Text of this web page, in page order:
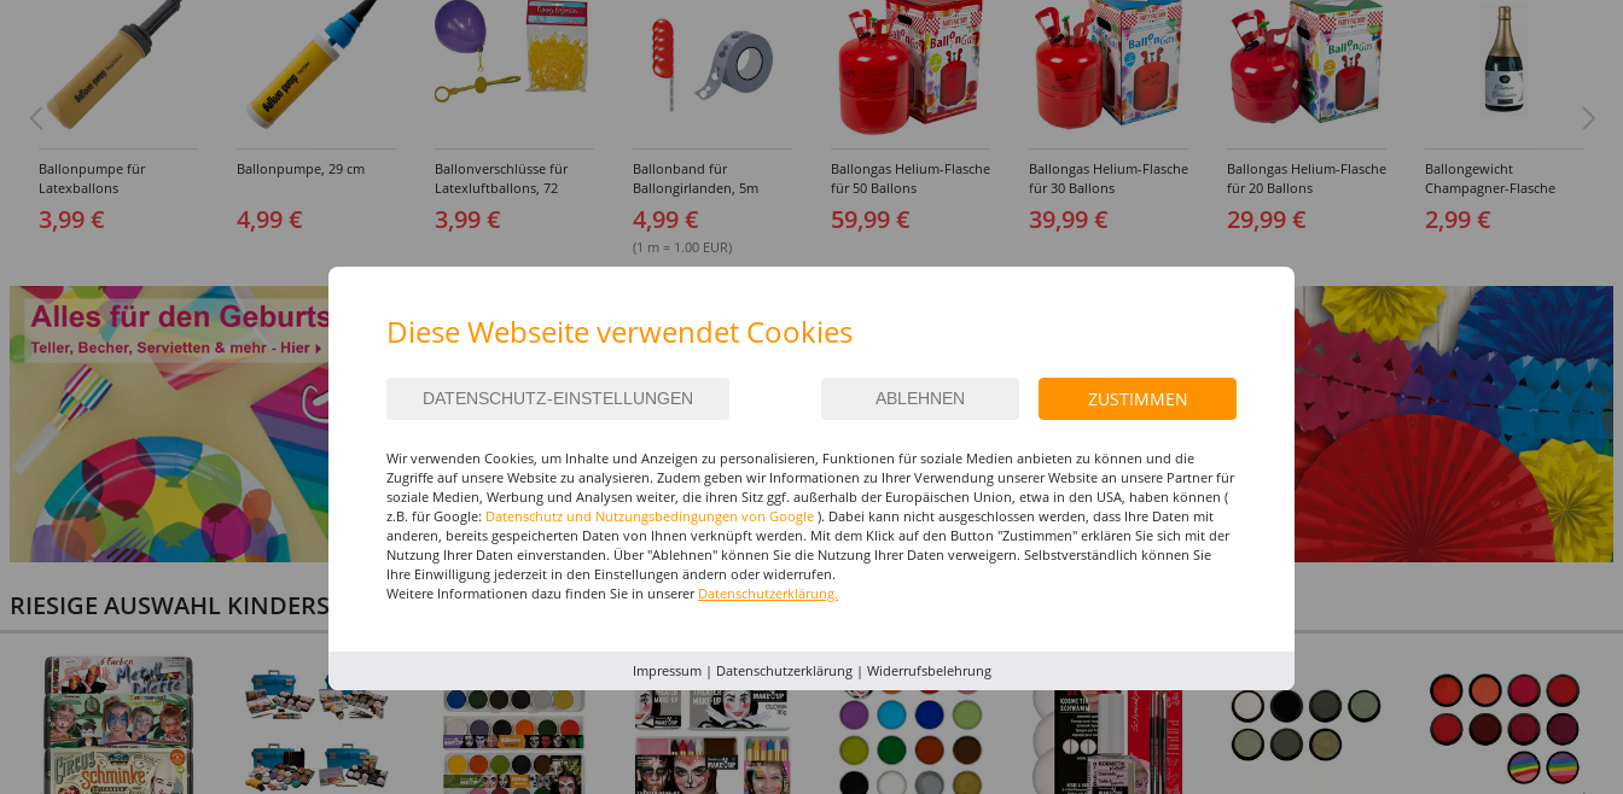
Ballonpumpe für
Latexballons
3,99 €
Ballonpumpe, 29 cm
4,99 €
Ballonverschlüsse für
Latexluftballons, 72
3,99 €
Ballonband für
Ballongirlanden, 5m
4,99 €
(1 m = 1.00 EUR)
Ballongas Helium-Flasche
für 50 Ballons
59,99 €
Ballongas Helium-Flasche
für 30 Ballons
39,99 €
Ballongas Helium-Flasche
für 20 Ballons
29,99 €
Ballongewicht
Champagner-Flasche
2,99 €
RIESIGE AUSWAHL KINDERSCHMINKEN, PROFI-MAKE-UP & ZUBEHÖR
% %
Diese Webseite verwendet Cookies
ZUSTIMMEN
Wir verwenden Cookies, um Inhalte und Anzeigen zu personalisieren, Funktionen für soziale Medien anbieten zu können und die
Zugriffe auf unsere Website zu analysieren. Zudem geben wir Informationen zu Ihrer Verwendung unserer Website an unsere Partner für
soziale Medien, Werbung und Analysen weiter, die ihren Sitz ggf. außerhalb der Europäischen Union, etwa in den USA, haben können (
z.B. für Google: Datenschutz und Nutzungsbedingungen von Google ). Dabei kann nicht ausgeschlossen werden, dass Ihre Daten mit
anderen, bereits gespeicherten Daten von Ihnen verknüpft werden. Mit dem Klick auf den Button "Zustimmen" erklären Sie sich mit der
Nutzung Ihrer Daten einverstanden. Über "Ablehnen" können Sie die Nutzung Ihrer Daten verweigern. Selbstverständlich können Sie
Ihre Einwilligung jederzeit in den Einstellungen ändern oder widerrufen.
Weitere Informationen dazu finden Sie in unserer Datenschutzerklärung.
Impressum| Datenschutzerklärung| Widerrufsbelehrung